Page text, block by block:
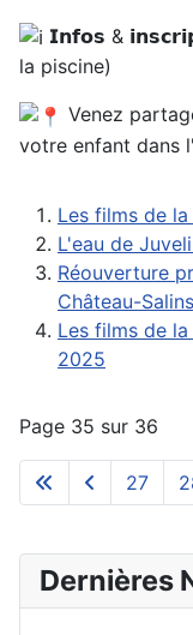
𝗜𝗻𝗳𝗼𝘀 &
la piscine)
Venez
votre enfant dans
Les films de
L'eau de
Réouverture
Château-Salins
Les films de
2025
Page 35 sur 36
27
Dernières